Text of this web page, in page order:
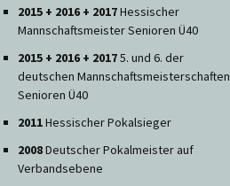
2015 + 2016 + 2017Hessischer
Mannschaftsmeister Senioren Ü40
2015 + 2016 + 20175. und 6. der
deutschen Mannschaftsmeisterschaften
Senioren Ü40
2011Hessischer Pokalsieger
2008Deutscher Pokalmeister auf
Verbandsebene